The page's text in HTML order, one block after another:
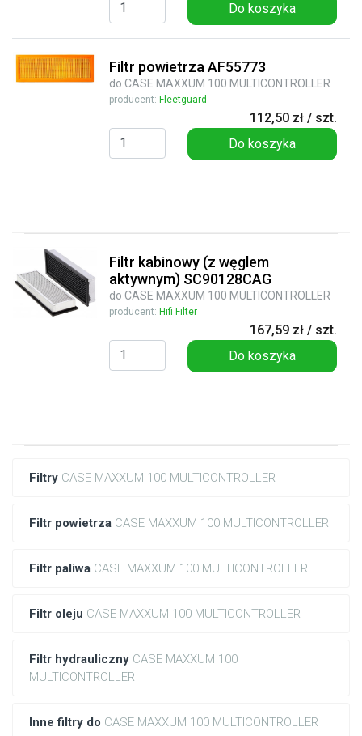
Filtry CASE MAXXUM 100 MULTICONTROLLER
Filtr powietrza CASE MAXXUM 100 MULTICONTROLLER
Filtr paliwa CASE MAXXUM 100 MULTICONTROLLER
Filtr oleju CASE MAXXUM 100 MULTICONTROLLER
Filtr hydrauliczny CASE MAXXUM 100
MULTICONTROLLER
Inne filtry do CASE MAXXUM 100 MULTICONTROLLER
Do koszyka
Filtr powietrza AF55773
do CASE MAXXUM 100 MULTICONTROLLER
producent: Fleetguard
112,50 zł / szt.
Do koszyka
Filtr kabinowy (z węglem
aktywnym) SC90128CAG
do CASE MAXXUM 100 MULTICONTROLLER
producent: Hifi Filter
167,59 zł / szt.
Do koszyka